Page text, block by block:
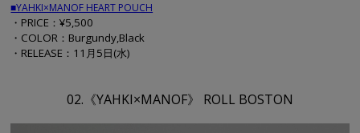
■YAHKI×MANOF HEART POUCH
・PRICE：¥5,500
・COLOR：Burgundy,Black
・RELEASE：11月5日(水)
02.《YAHKI×MANOF》 ROLL BOSTON